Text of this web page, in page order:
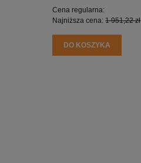
Cena regularna:
Najniższa cena: 1 951,22 zł
DO KOSZYKA